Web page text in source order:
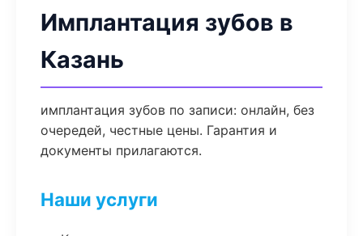
Имплантация зубов в
Казань
имплантация зубов по записи: онлайн, без
очередей, честные цены. Гарантия и
документы прилагаются.
Наши услуги